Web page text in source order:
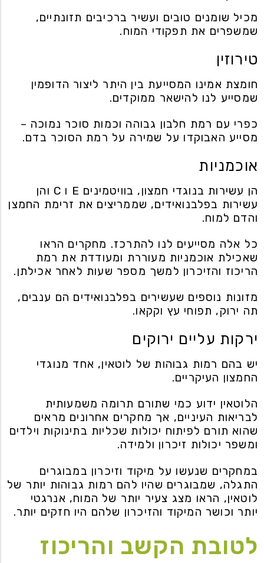
מכיל שומנים טובים ועשיר ברכיבים תזונתיים,
שמשפרים את תפקודי המוח.
טירוזין
חומצת אמינו המסייעת בין היתר ליצור הדופמין
שמסייע לנו להישאר ממוקדים.
כפרי עם רמת חלבון גבוהה וכמות סוכר נמוכה –
מסייע האבוקדו על שמירה על רמת הסוכר בדם.
אוכמניות
הן עשירות בנוגדי חמצון, בוויטמינים E ו C והן
עשירות בפלבנואידים, שממריצים את זרימת החמצן
והדם למוח.
כל אלה מסייעים לנו להתרכז. מחקרים הראו
שאכילת אוכמניות מעוררת ומעודדת את רמת
הריכוז והזיכרון למשך מספר שעות לאחר אכילתן.
מזונות נוספים שעשירים בפלבנואידים הם ענבים,
תה ירוק, תפוחי עץ וקקאו.
ירקות עליים ירוקים
יש בהם רמות גבוהות של לוטאין, אחד מנוגדי
החמצון העיקריים.
הלוטאין ידוע כמי שתורם תרומה משמעותית
לבריאות העיניים, אך מחקרים אחרונים מראים
שהוא תורם לפיתוח יכולות שכליות בתינוקות וילדים
ומשפר יכולות זיכרון ולמידה.
במחקרים שנעשו על מיקוד וזיכרון במבוגרים
התגלה, שמבוגרים שהיו להם רמות גבוהות יותר של
לוטאין, הראו מצג צעיר יותר של המוח, אנרגטי
יותר וכושר המיקוד והזיכרון שלהם היו חזקים יותר.
לטובת הקשב והריכוז